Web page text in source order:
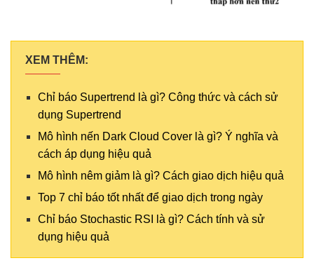
XEM THÊM:
Chỉ báo Supertrend là gì? Công thức và cách sử
dụng Supertrend
Mô hình nến Dark Cloud Cover là gì? Ý nghĩa và
cách áp dụng hiệu quả
Mô hình nêm giảm là gì? Cách giao dịch hiệu quả
Top 7 chỉ báo tốt nhất để giao dịch trong ngày
Chỉ báo Stochastic RSI là gì? Cách tính và sử
dụng hiệu quả